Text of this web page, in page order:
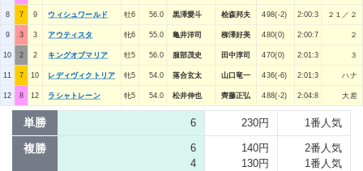
8 7 9 ウィシュワールド 牡6 56.0 黒澤愛斗 桧森邦夫 498(-2) 2:00:3 ２１／２
9 3 3 アウティスタ 牝6 55.0 亀井洋司 柳澤好美 480(0) 2:00:7 ２
10 2 2 キングオブマリア 牡5 56.0 服部茂史 田中淳司 470(0) 2:01:3 ３
11 7 10 レディヴィクトリア 牝5 54.0 落合玄太 山口竜一 436(-6) 2:01:3 ハナ
12 8 12 ラシャトレーン 牝5 54.0 松井伸也 齊藤正弘 488(-2) 2:04:8 大差
単勝 6 230円 1番人気
複勝
6
4
140円
130円
2番人気
1番人気